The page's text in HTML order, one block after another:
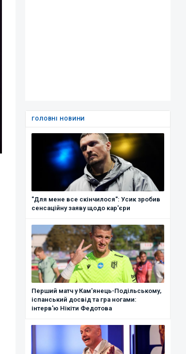
ГОЛОВНІ НОВИНИ
"Для мене все скінчилося": Усик зробив
сенсаційну заяву щодо кар'єри
Перший матч у Кам'янець-Подільському,
іспанський досвід та гра ногами:
інтерв'ю Нікіти Федотова